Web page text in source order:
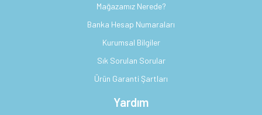
Mağazamız Nerede?
Banka Hesap Numaraları
Kurumsal Bilgiler
Sık Sorulan Sorular
Ürün Garanti Şartları
Yardım